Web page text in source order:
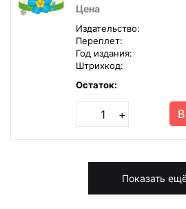
Цена
Издательство:
Переплет:
Год издания:
Штрихкод:
Остаток:
+
Показать